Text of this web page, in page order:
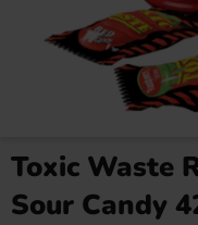
frutti 2.6kg
Toxic Waste
Sour Candy